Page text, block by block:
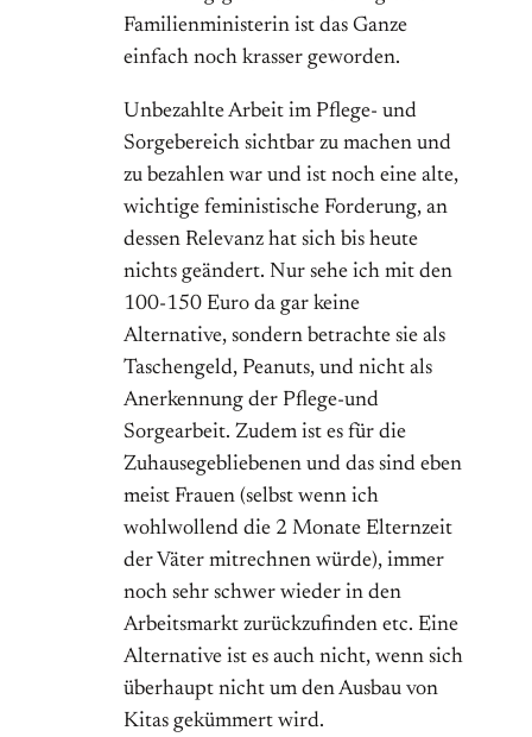
Familienministerin ist das Ganze
einfach noch krasser geworden.
Unbezahlte Arbeit im Pflege- und
Sorgebereich sichtbar zu machen und
zu bezahlen war und ist noch eine alte,
wichtige feministische Forderung, an
dessen Relevanz hat sich bis heute
nichts geändert. Nur sehe ich mit den
100-150 Euro da gar keine
Alternative, sondern betrachte sie als
Taschengeld, Peanuts, und nicht als
Anerkennung der Pflege-und
Sorgearbeit. Zudem ist es für die
Zuhausegebliebenen und das sind eben
meist Frauen (selbst wenn ich
wohlwollend die 2 Monate Elternzeit
der Väter mitrechnen würde), immer
noch sehr schwer wieder in den
Arbeitsmarkt zurückzufinden etc. Eine
Alternative ist es auch nicht, wenn sich
überhaupt nicht um den Ausbau von
Kitas gekümmert wird.